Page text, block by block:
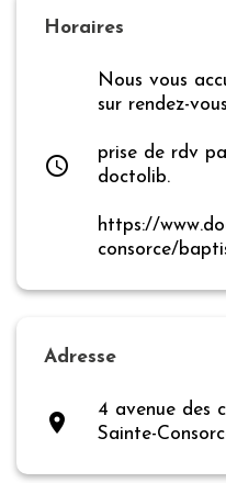
Horaires
access_time
Nous vous
sur rendez-
prise de rdv
doctolib.
https://
consorce/
Adresse
place
4 avenue des
Sainte-